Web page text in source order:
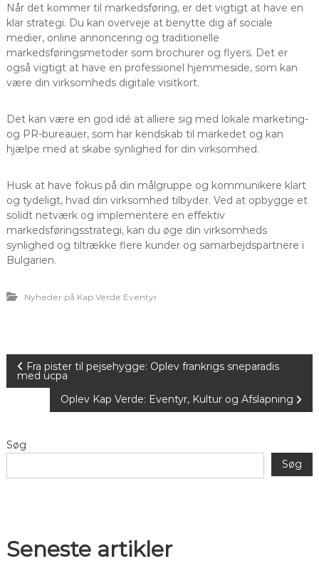
Når det kommer til markedsføring, er det vigtigt at have en
klar strategi. Du kan overveje at benytte dig af sociale
medier, online annoncering og traditionelle
markedsføringsmetoder som brochurer og flyers. Det er
også vigtigt at have en professionel hjemmeside, som kan
være din virksomheds digitale visitkort.
Det kan være en god idé at alliere sig med lokale marketing-
og PR-bureauer, som har kendskab til markedet og kan
hjælpe med at skabe synlighed for din virksomhed.
Husk at have fokus på din målgruppe og kommunikere klart
og tydeligt, hvad din virksomhed tilbyder. Ved at opbygge et
solidt netværk og implementere en effektiv
markedsføringsstrategi, kan du øge din virksomheds
synlighed og tiltrække flere kunder og samarbejdspartnere i
Bulgarien.
Nyheder på Kap Verde Eventyr
d
s
Fra pister til pejsehygge: Oplev frankrigs sneparadis
med ucpa
Oplev Kap Verde: Eventyr, Kultur og Afslapning
Søg
Søg
Seneste artikler